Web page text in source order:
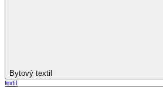
Bytový textil
textil